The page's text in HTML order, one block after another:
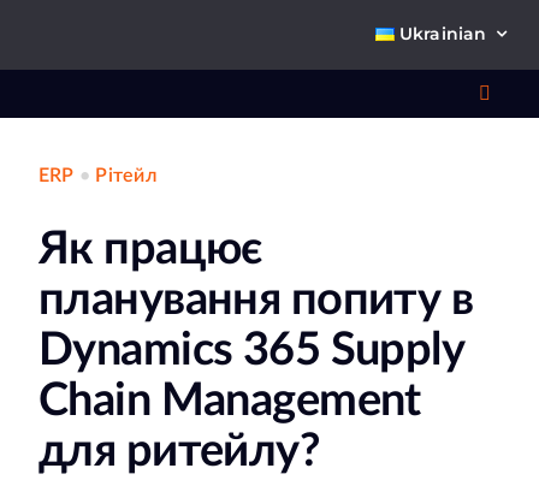
Ukrainian
ERP • Рітейл
Як працює
планування попиту в
Dynamics 365 Supply
Chain Management
для ритейлу?